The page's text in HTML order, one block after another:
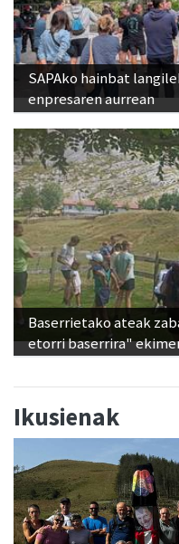
SAPAko hainbat
enpresaren aurrean
Baserrietako ateak
etorri baserrira"
Ikusienak